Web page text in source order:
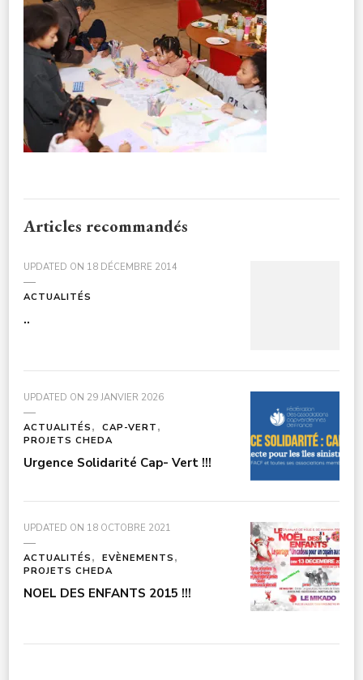
CULTURE-
NOELENFANTS3A7678-
1
Articles recommandés
UPDATED ON 18 DÉCEMBRE 2014
ACTUALITÉS
..
UPDATED ON 29 JANVIER 2026
ACTUALITÉS
CAP-VERT
PROJETS CHEDA
Urgence Solidarité Cap- Vert !!!
UPDATED ON 18 OCTOBRE 2021
ACTUALITÉS
EVÈNEMENTS
PROJETS CHEDA
NOEL DES ENFANTS 2015 !!!